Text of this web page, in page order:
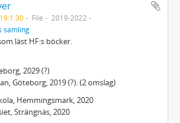
File
2019-2022
samling
läst HF:s böcker.
2029 (?)
Göteborg, 2019 (?). (2 omslag)
Hemmingsmark, 2020
Strängnäs, 2020